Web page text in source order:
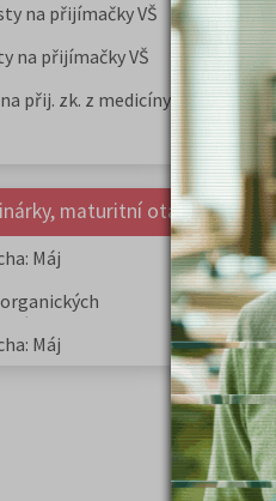
na přijímačky VŠ
na přijímačky VŠ
přij. zk. z medicíny
maturitní otázky a
Máj
Karel
elegie
význam
Máj
Karel
elegie